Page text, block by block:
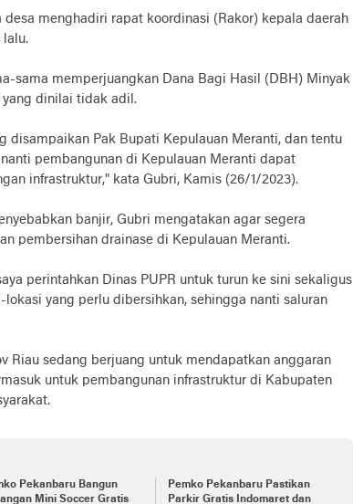
menghadiri rapat koordinasi (Rakor) kepala daerah
lalu.
sama memperjuangkan Dana Bagi Hasil (DBH) Minyak
yang dinilai tidak adil.
disampaikan Pak Bupati Kepulauan Meranti, dan tentu
pembangunan di Kepulauan Meranti dapat
infrastruktur," kata Gubri, Kamis (26/1/2023).
banjir, Gubri mengatakan agar segera
pembersihan drainase di Kepulauan Meranti.
perintahkan Dinas PUPR untuk turun ke sini sekaligus
yang perlu dibersihkan, sehingga nanti saluran
Riau sedang berjuang untuk mendapatkan anggaran
untuk pembangunan infrastruktur di Kabupaten
Pekanbaru Bangun
Mini Soccer Gratis
Pemko Pekanbaru Pastikan
Parkir Gratis Indomaret dan